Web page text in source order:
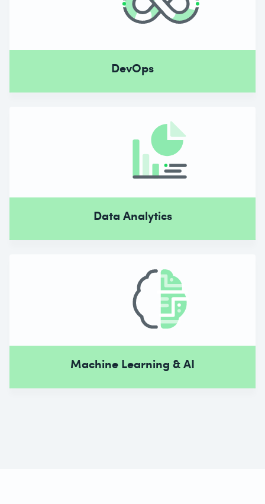
DevOps
Data Analytics
Machine Learning & AI